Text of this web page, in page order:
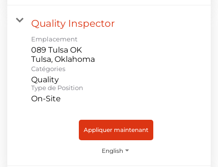
Quality Inspector
Emplacement
089 Tulsa OK
Catégories
Quality
Type de Position
On-Site
Appliquer maintenant
English